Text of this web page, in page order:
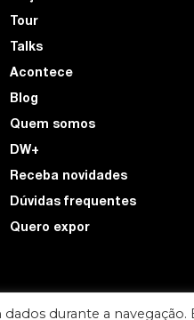
Tour
Talks
Acontece
Blog
Quem somos
DW+
Receba novidades
Dúvidas frequentes
Quero expor
durante a navegação.